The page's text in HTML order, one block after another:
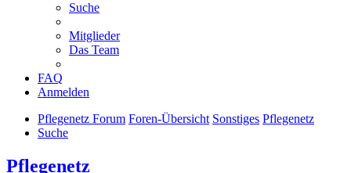
Suche
Mitglieder
Das Team
FAQ
Anmelden
Pflegenetz Forum Foren-Übersicht Sonstiges Pflegenetz
Suche
Pflegenetz